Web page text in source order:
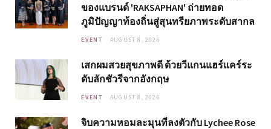
ของแบรนด์ 'RAKSAPHAN' ถ่ายทอด
ภูมิปัญญาท้องถิ่นสู่สุนทรียภาพระดับสากล
EVENT AUGUST 8, 2026
เสกผมสวยสุขภาพดี ด้วยวีแกนแฮร์แคร์ระ
ดับลักชัวรีจากอังกฤษ
EVENT AUGUST 8, 2026
จิบความหอมละมุนที่ลงตัวกับ Lychee Rose